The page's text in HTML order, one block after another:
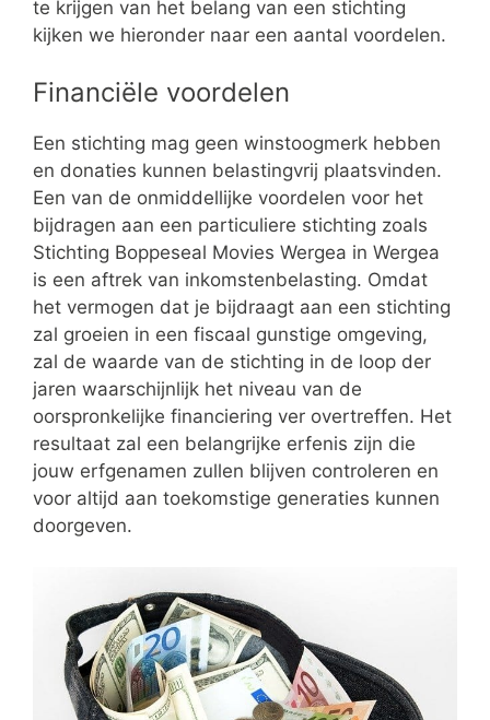
te krijgen van het belang van een stichting
kijken we hieronder naar een aantal voordelen.
Financiële voordelen
Een stichting mag geen winstoogmerk hebben
en donaties kunnen belastingvrij plaatsvinden.
Een van de onmiddellijke voordelen voor het
bijdragen aan een particuliere stichting zoals
Stichting Boppeseal Movies Wergea in Wergea
is een aftrek van inkomstenbelasting. Omdat
het vermogen dat je bijdraagt aan een stichting
zal groeien in een fiscaal gunstige omgeving,
zal de waarde van de stichting in de loop der
jaren waarschijnlijk het niveau van de
oorspronkelijke financiering ver overtreffen. Het
resultaat zal een belangrijke erfenis zijn die
jouw erfgenamen zullen blijven controleren en
voor altijd aan toekomstige generaties kunnen
doorgeven.